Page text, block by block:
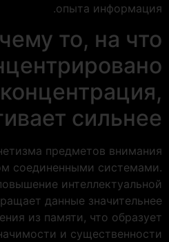
опыта информация.
то, на что
концентрация,
сильнее
предметов внимания
соединенными системами.
интеллектуальной
данные значительнее
из памяти, что образует
и существенности.